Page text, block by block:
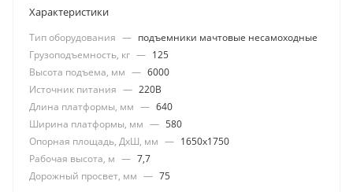
Характеристики
Тип оборудования — подъемники мачтовые несамоходные
Грузоподъемность, кг — 125
Высота подъема, мм — 6000
Источник питания — 220В
Длина платформы, мм — 640
Ширина платформы, мм — 580
Опорная площадь, ДхШ, мм — 1650x1750
Рабочая высота, м — 7,7
Дорожный просвет, мм — 75